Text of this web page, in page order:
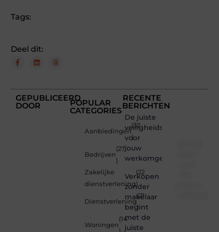
Tags:
Deel dit:
GEPUBLICEERD
DOOR
POPULAR
CATEGORIES
Aanbiedingen
(32
)
Bedrijven
(27
)
Zakelijke
dienstverlening
(22
)
Dienstverlening
(21
)
Woningen
(14
RECENTE
BERICHTEN
De juiste
veiligheidsschoenen
voor
jouw
werkomgeving
Verkopen
zonder
makelaar
begint
met de
juiste